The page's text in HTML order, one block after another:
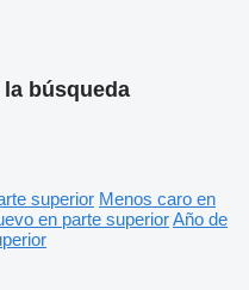
búsqueda
superior Menos caro en
en parte superiorAño de